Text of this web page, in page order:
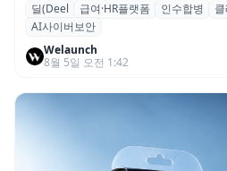
글로벌 HR 플랫폼 딜
돌파…AI 보안 역량 강화
딜(Deel 급여·HR플랫폼 인수합병
AI사이버보안
Welaunch
8월 5일 오전 1:42